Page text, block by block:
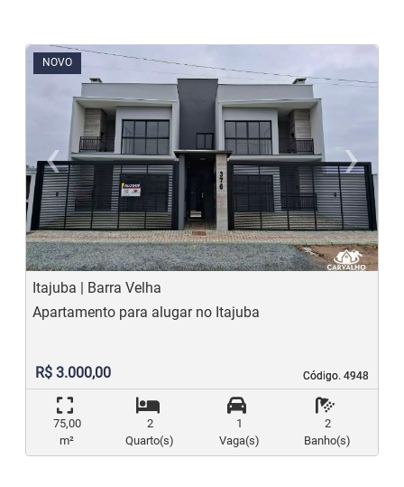
NOVO
‹
Previous
›
Itajuba | Barra Velha
Código. 4948
Código. 4948
Apartamento para alugar no Itajuba
R$ 3.000,00
75,00
m²
2
Quarto(s)
1
Vaga(s)
2
Banho(s)